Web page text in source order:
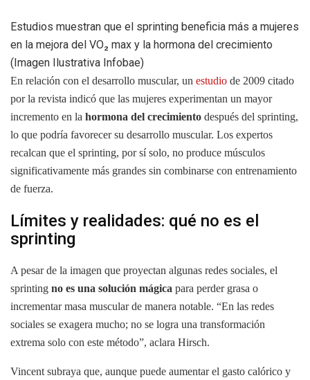
Estudios muestran que el sprinting beneficia más a mujeres
en la mejora del VO₂ max y la hormona del crecimiento
(Imagen Ilustrativa Infobae)
En relación con el desarrollo muscular, un estudio de 2009 citado
por la revista indicó que las mujeres experimentan un mayor
incremento en la hormona del crecimiento después del sprinting,
lo que podría favorecer su desarrollo muscular. Los expertos
recalcan que el sprinting, por sí solo, no produce músculos
significativamente más grandes sin combinarse con entrenamiento
de fuerza.
Límites y realidades: qué no es el
sprinting
A pesar de la imagen que proyectan algunas redes sociales, el
sprinting no es una solución mágica para perder grasa o
incrementar masa muscular de manera notable. “En las redes
sociales se exagera mucho; no se logra una transformación
extrema solo con este método”, aclara Hirsch.
Vincent subraya que, aunque puede aumentar el gasto calórico y